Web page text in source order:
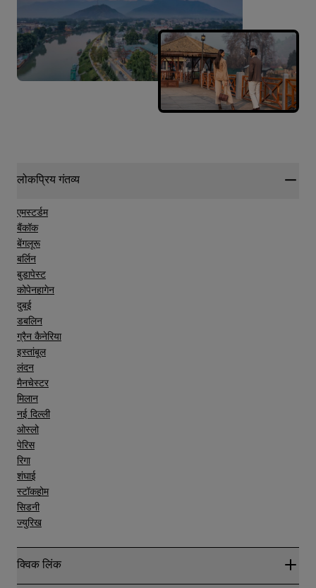
लोकप्रिय गंतव्य
एमस्टर्डम
बैंकॉक
बेंगलूरू
बर्लिन
बुडापेस्ट
कोपेनहागेन
दुबई
डबलिन
ग्रैन कैनेरिया
इस्तांबूल
लंदन
मैनचेस्टर
मिलान
नई दिल्ली
ओस्लो
पेरिस
रिगा
शंघाई
स्टॉकहोम
सिडनी
ज्युरिख
क्विक लिंक